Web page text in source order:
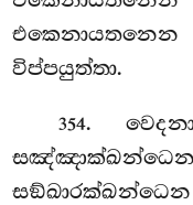
විප්පයුත්තා.
354.